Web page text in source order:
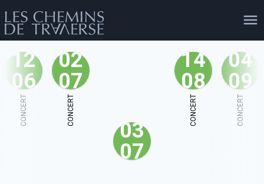
agenda personnes shop
facebook
12
06
CONCERT
02
07
CONCERT
03
07
14
08
CONCERT
04
09
CONCERT